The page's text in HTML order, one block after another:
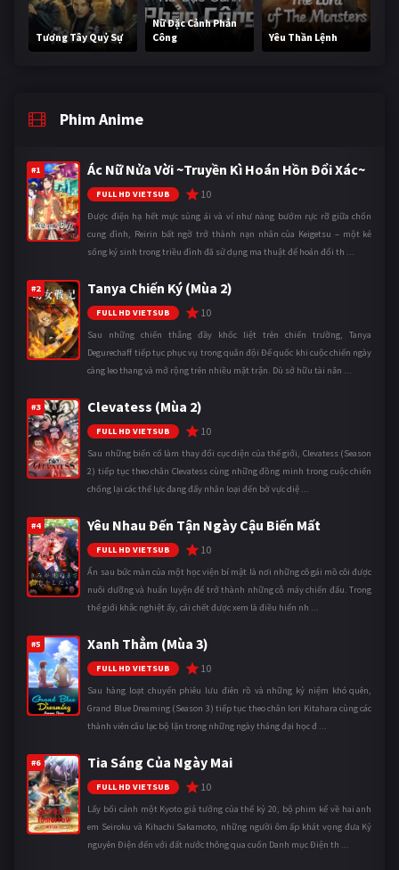
Tương Tây Quỷ Sự
Nữ Đặc Cảnh Phản
Công
Yêu Thần Lệnh
Phim Anime
#1 Ác Nữ Nửa Vời ~Truyền Kì Hoán Hồn Đổi Xác~
FULL HD VIETSUB 10
Được điện hạ hết mực sủng ái và ví như nàng bướm rực rỡ giữa chốn
cung đình, Reirin bất ngờ trở thành nạn nhân của Keigetsu – một kẻ
sống ký sinh trong triều đình đã sử dụng ma thuật để hoán đổi th ...
#2 Tanya Chiến Ký (Mùa 2)
FULL HD VIETSUB 10
Sau những chiến thắng đầy khốc liệt trên chiến trường, Tanya
Degurechaff tiếp tục phục vụ trong quân đội Đế quốc khi cuộc chiến ngày
càng leo thang và mở rộng trên nhiều mặt trận. Dù sở hữu tài năn ...
#3 Clevatess (Mùa 2)
FULL HD VIETSUB 10
Sau những biến cố làm thay đổi cục diện của thế giới, Clevatess (Season
2) tiếp tục theo chân Clevatess cùng những đồng minh trong cuộc chiến
chống lại các thế lực đang đẩy nhân loại đến bờ vực diệ ...
#4 Yêu Nhau Đến Tận Ngày Cậu Biến Mất
FULL HD VIETSUB 10
Ẩn sau bức màn của một học viện bí mật là nơi những cô gái mồ côi được
nuôi dưỡng và huấn luyện để trở thành những cỗ máy chiến đấu. Trong
thế giới khắc nghiệt ấy, cái chết được xem là điều hiển nh ...
#5 Xanh Thẳm (Mùa 3)
FULL HD VIETSUB 10
Sau hàng loạt chuyến phiêu lưu điên rồ và những kỷ niệm khó quên,
Grand Blue Dreaming (Season 3) tiếp tục theo chân Iori Kitahara cùng các
thành viên câu lạc bộ lặn trong những ngày tháng đại học đ ...
#6 Tia Sáng Của Ngày Mai
FULL HD VIETSUB 10
Lấy bối cảnh một Kyoto giả tưởng của thế kỷ 20, bộ phim kể về hai anh
em Seiroku và Kihachi Sakamoto, những người ôm ấp khát vọng đưa Kỷ
nguyên Điện đến với đất nước thông qua cuốn Danh mục Điện th ...